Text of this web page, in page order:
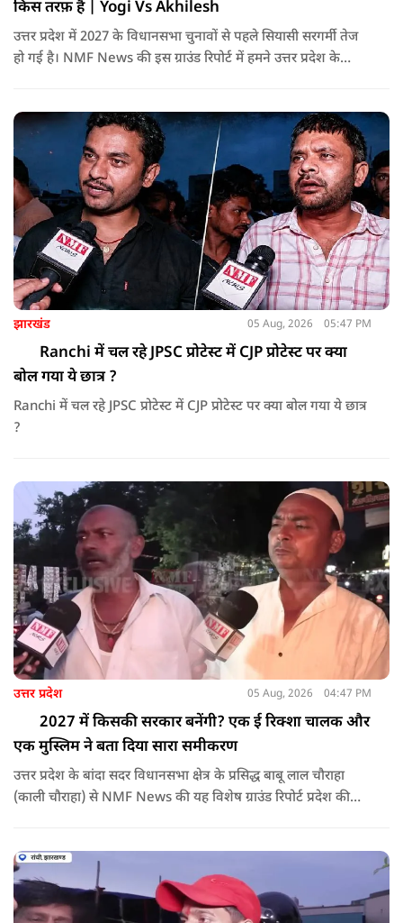
किस तरफ़ है | Yogi Vs Akhilesh
उत्तर प्रदेश में 2027 के विधानसभा चुनावों से पहले सियासी सरगर्मी तेज
हो गई है। NMF News की इस ग्राउंड रिपोर्ट में हमने उत्तर प्रदेश के
सरकार के विकास कार्यों, कानून-व्यवस्था, सड़क नेटवर्क और सुरक्षा
व्यवस्था को कैसे देखते हैं।
झारखंड 05 Aug, 2026 05:47 PM
Ranchi में चल रहे JPSC प्रोटेस्ट में CJP प्रोटेस्ट पर क्या
बोल गया ये छात्र ?
Ranchi में चल रहे JPSC प्रोटेस्ट में CJP प्रोटेस्ट पर क्या बोल गया ये छात्र
?
उत्तर प्रदेश 05 Aug, 2026 04:47 PM
2027 में किसकी सरकार बनेंगी? एक ई रिक्शा चालक और
एक मुस्लिम ने बता दिया सारा समीकरण
उत्तर प्रदेश के बांदा सदर विधानसभा क्षेत्र के प्रसिद्ध बाबू लाल चौराहा
(काली चौराहा) से NMF News की यह विशेष ग्राउंड रिपोर्ट प्रदेश की
मोहम्मद नौशाद से खास बातचीत की गई है।